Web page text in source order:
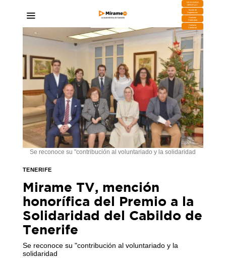
DESCARGA
MIRAPLAY
Buzón de
Sugerencias
Contratar
Publicidad
Contacto
Comercial
Se reconoce su "contribución al voluntariado y la solidaridad
TENERIFE
Mirame TV, mención
honorífica del Premio a la
Solidaridad del Cabildo de
Tenerife
Se reconoce su "contribución al voluntariado y la
solidaridad